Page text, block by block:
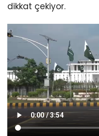
dikkat çekiyor.